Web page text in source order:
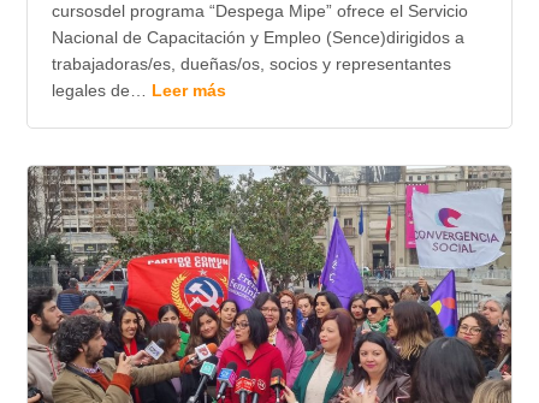
cursosdel programa “Despega Mipe” ofrece el Servicio
Nacional de Capacitación y Empleo (Sence)dirigidos a
trabajadoras/es, dueñas/os, socios y representantes
legales de… Leer más